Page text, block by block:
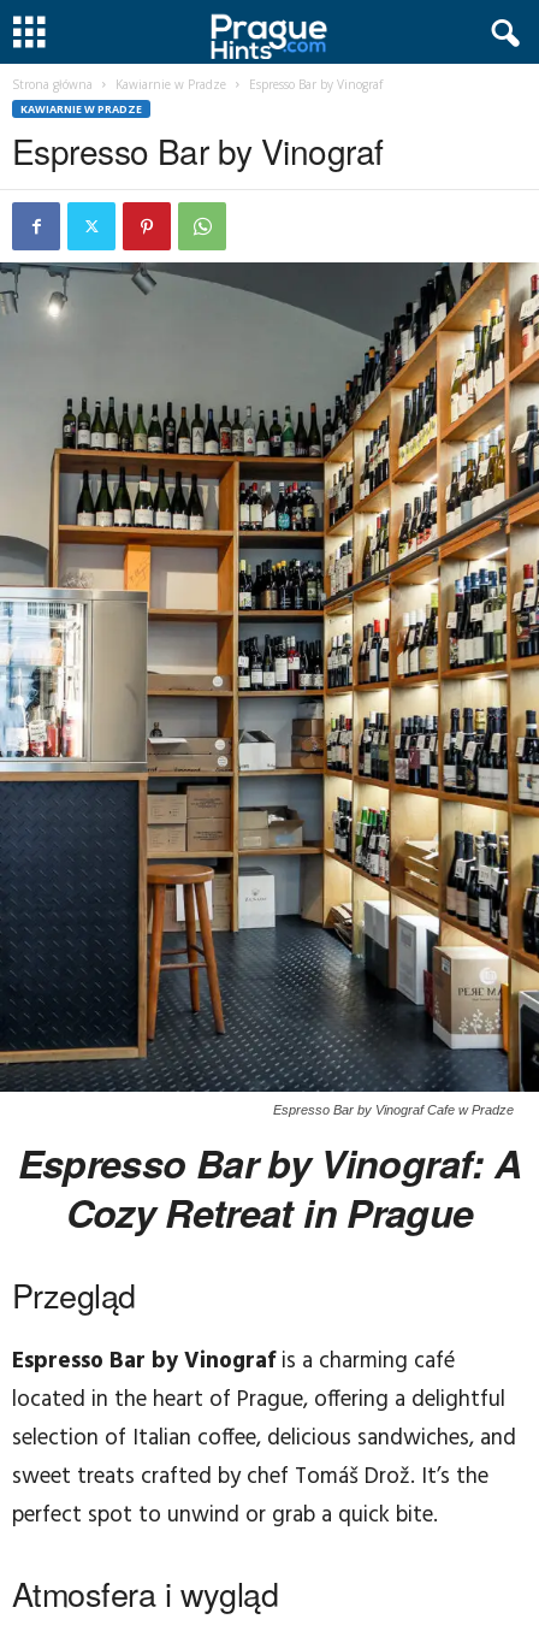
Strona główna Kawiarnie w Pradze Espresso Bar by Vinograf
KAWIARNIE W PRADZE
Espresso Bar by Vinograf
Espresso Bar by Vinograf Cafe w Pradze
Espresso Bar by Vinograf: A
Cozy Retreat in Prague
Przegląd
Espresso Bar by Vinografis a charming café
located in the heart of Prague, offering a delightful
selection of Italian coffee, delicious sandwiches, and
sweet treats crafted by chef Tomáš Drož. It’s the
perfect spot to unwind or grab a quick bite.
Atmosfera i wygląd